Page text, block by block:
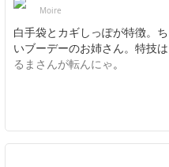
Moire
白手袋とカギしっぽが特徴。ち
いブーデーのお姉さん。特技は
るまさんが転んにゃ。